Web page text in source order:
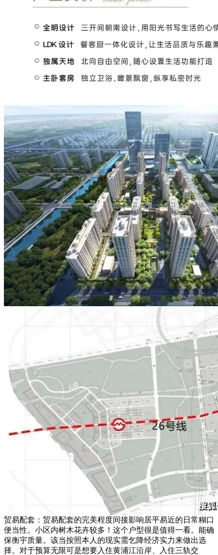
贸易配套：贸易配套的完美程度间接影响居平易近的日常糊口
便当性。小区内树木花卉较多！这个户型很是值得一看。能确
保衡宇质量。该当按照本人的现实需乞降经济实力来做出选
择。对于预算无限可是想要入住黄浦江沿岸、入住三轨交